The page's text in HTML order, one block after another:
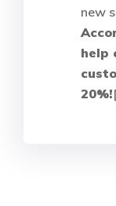
new
help
20%!